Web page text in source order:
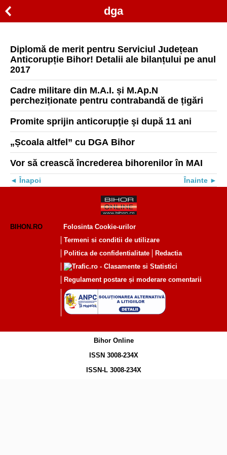
dga
Diplomă de merit pentru Serviciul Județean
Anticorupție Bihor! Detalii ale bilanțului pe anul
2017
Cadre militare din M.A.I. și M.Ap.N
percheziționate pentru contrabandă de țigări
Promite sprijin anticorupţie şi după 11 ani
„Școala altfel” cu DGA Bihor
Vor să crească încrederea bihorenilor în MAI
Înapoi Înainte
BIHON.RO
Folosinta Cookie-urilor
Termeni si conditii de utilizare
Politica de confidentialitate
Redactia
Regulament postare și moderare comentarii
Bihor Online
ISSN 3008-234X
ISSN-L 3008-234X